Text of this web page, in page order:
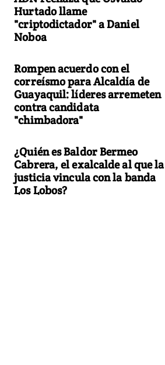
Hurtado llame
"criptodictador" a Daniel
Noboa
Rompen acuerdo con el
correísmo para Alcaldía de
Guayaquil: líderes arremeten
contra candidata
"chimbadora"
¿Quién es Baldor Bermeo
Cabrera, el exalcalde al que la
justicia vincula con la banda
Los Lobos?